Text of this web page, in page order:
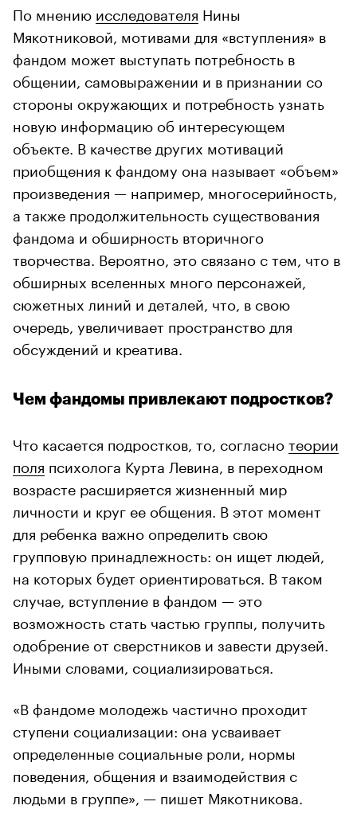
По мнению исследователя Нины
Мякотниковой, мотивами для «вступления» в
фандом может выступать потребность в
общении, самовыражении и в признании со
стороны окружающих и потребность узнать
новую информацию об интересующем
объекте. В качестве других мотиваций
приобщения к фандому она называет «объем»
произведения — например, многосерийность,
а также продолжительность существования
фандома и обширность вторичного
творчества. Вероятно, это связано с тем, что в
обширных вселенных много персонажей,
сюжетных линий и деталей, что, в свою
очередь, увеличивает пространство для
обсуждений и креатива.
Чем фандомы привлекают подростков?
Что касается подростков, то, согласнотеории
поля психолога Курта Левина, в переходном
возрасте расширяется жизненный мир
личности и круг ее общения. В этот момент
для ребенка важно определить свою
групповую принадлежность: он ищет людей,
на которых будет ориентироваться. В таком
случае, вступление в фандом — это
возможность стать частью группы, получить
одобрение от сверстников и завести друзей.
Иными словами, социализироваться.
«В фандоме молодежь частично проходит
ступени социализации: она усваивает
определенные социальные роли, нормы
поведения, общения и взаимодействия с
людьми в группе», — пишет Мякотникова.